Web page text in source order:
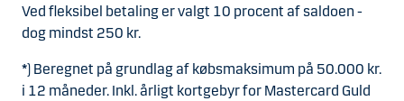
Ved fleksibel betaling er valgt 10 procent af saldoen -
dog mindst 250 kr.
*) Beregnet på grundlag af købsmaksimum på 50.000 kr.
i 12 måneder. Inkl. årligt kortgebyr for Mastercard Guld